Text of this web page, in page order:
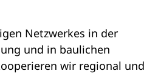
Netzwerkes in der
und in baulichen
wir regional und